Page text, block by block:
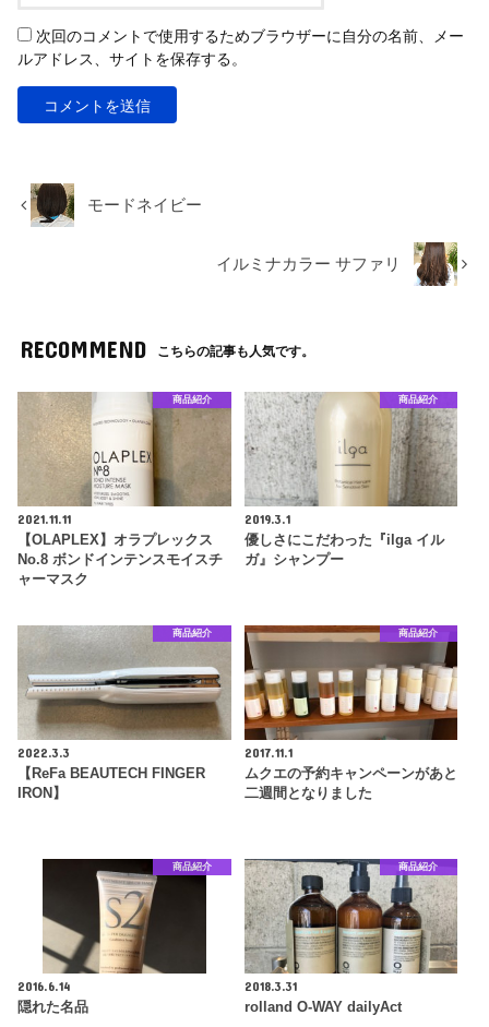
次回のコメントで使用するためブラウザーに自分の名前、メー
ルアドレス、サイトを保存する。
モードネイビー
イルミナカラー サファリ
RECOMMEND こちらの記事も人気です。
商品紹介
2021.11.11
【OLAPLEX】オラプレックス
No.8 ボンドインテンスモイスチ
ャーマスク
商品紹介
2019.3.1
優しさにこだわった『ilga イル
ガ』シャンプー
商品紹介
2022.3.3
【ReFa BEAUTECH FINGER
IRON】
商品紹介
2017.11.1
ムクエの予約キャンペーンがあと
二週間となりました
商品紹介
2016.6.14
隠れた名品
商品紹介
2018.3.31
rolland O-WAY dailyAct